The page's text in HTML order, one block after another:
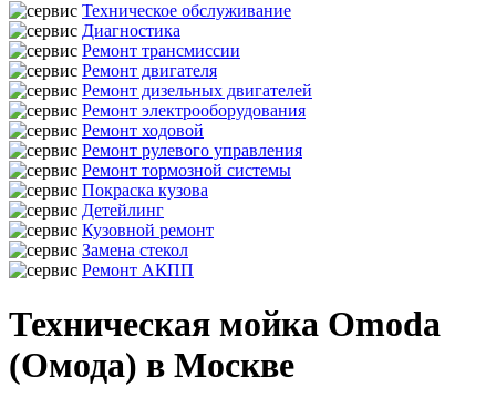
Техническое обслуживание
Диагностика
Ремонт трансмиссии
Ремонт двигателя
Ремонт дизельных двигателей
Ремонт электрооборудования
Ремонт ходовой
Ремонт рулевого управления
Ремонт тормозной системы
Покраска кузова
Детейлинг
Кузовной ремонт
Замена стекол
Ремонт АКПП
Техническая мойка Omoda
(Омода) в Москве